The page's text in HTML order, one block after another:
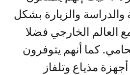
والزيارة بشكل
العالم الخارجي فضلا
كما أنهم يتوفرون
مذياع وتلفاز